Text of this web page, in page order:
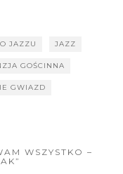
JAZZU JAZZ
GOŚCINNA
GWIAZD
WSZYSTKO –